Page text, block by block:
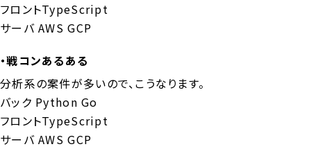
フロントTypeScript
サーバ AWS GCP
・戦コンあるある
分析系の案件が多いので、こうなります。
バック Python Go
フロントTypeScript
サーバ AWS GCP